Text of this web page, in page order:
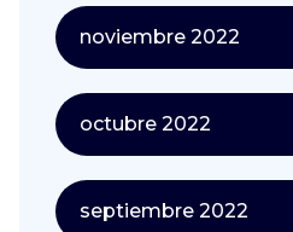
noviembre 2022
octubre 2022
septiembre 2022